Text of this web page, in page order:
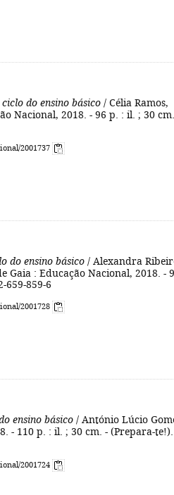
ciclo do ensino básico / Célia Ramos,
Nacional, 2018. - 96 p. : il. ; 30
2001737
do ensino básico / Alexandra
Gaia : Educação Nacional, 2018. -
659-859-6
2001728
ensino básico / António Lúcio
- 110 p. : il. ; 30 cm. - (Prepara-
2001724